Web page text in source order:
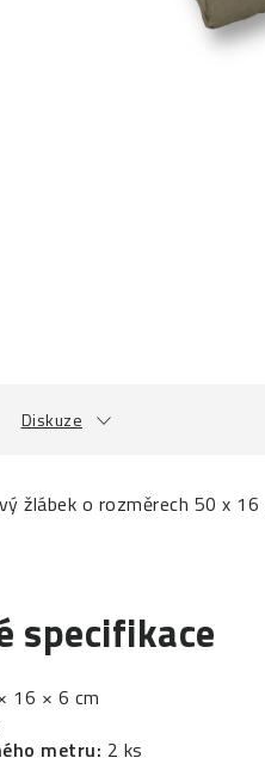
Diskuze
žlábek o rozměrech 50 x 16
specifikace
16 × 6 cm
metru: 2 ks